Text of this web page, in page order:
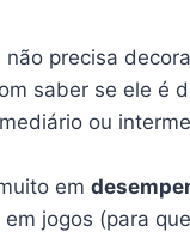
não precisa
saber se ele é
ou
em
em jogos (para